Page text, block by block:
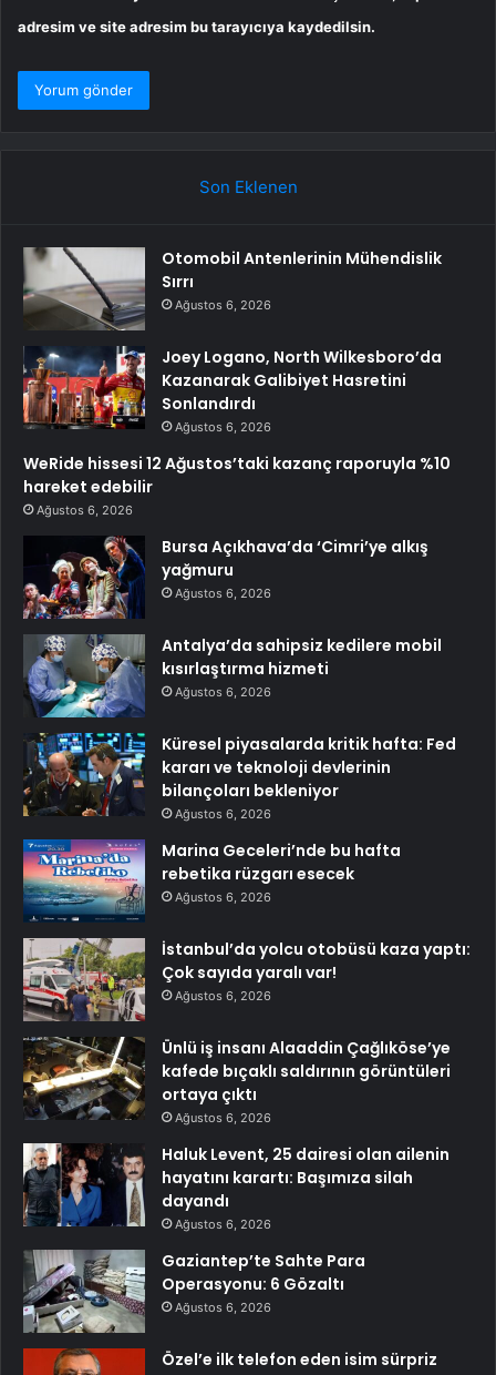
adresim ve site adresim bu tarayıcıya kaydedilsin.
Son Eklenen
Otomobil Antenlerinin Mühendislik
Sırrı
Ağustos 6, 2026
Joey Logano, North Wilkesboro’da
Kazanarak Galibiyet Hasretini
Sonlandırdı
Ağustos 6, 2026
WeRide hissesi 12 Ağustos’taki kazanç raporuyla %10
hareket edebilir
Ağustos 6, 2026
Bursa Açıkhava’da ‘Cimri’ye alkış
yağmuru
Ağustos 6, 2026
Antalya’da sahipsiz kedilere mobil
kısırlaştırma hizmeti
Ağustos 6, 2026
Küresel piyasalarda kritik hafta: Fed
kararı ve teknoloji devlerinin
bilançoları bekleniyor
Ağustos 6, 2026
Marina Geceleri’nde bu hafta
rebetika rüzgarı esecek
Ağustos 6, 2026
İstanbul’da yolcu otobüsü kaza yaptı:
Çok sayıda yaralı var!
Ağustos 6, 2026
Ünlü iş insanı Alaaddin Çağlıköse’ye
kafede bıçaklı saldırının görüntüleri
ortaya çıktı
Ağustos 6, 2026
Haluk Levent, 25 dairesi olan ailenin
hayatını karartı: Başımıza silah
dayandı
Ağustos 6, 2026
Gaziantep’te Sahte Para
Operasyonu: 6 Gözaltı
Ağustos 6, 2026
Özel’e ilk telefon eden isim sürpriz